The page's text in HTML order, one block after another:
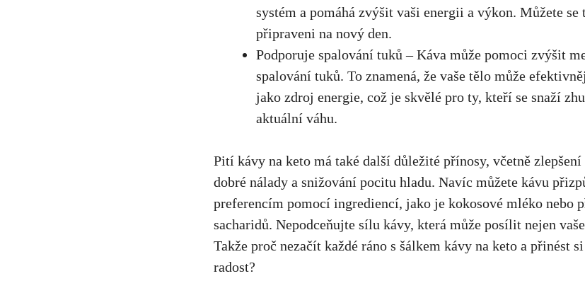
systém a pomáhá zvýšit vaši energii ‌a výkon. Můžete
připraveni na nový den.
Podporuje spalování tuků – Káva může pomoci zvýšit
spalování tuků. To znamená,​ že vaše​ tělo může
jako zdroj energie, což ⁤je skvělé pro ty, kteří se snaží
aktuální ⁤váhu.
Pití kávy na⁣ keto má také další důležité přínosy, včetně
dobré nálady ⁣a snižování pocitu hladu. Navíc můžete kávu
preferencím pomocí ingrediencí, jako je kokosové mléko nebo
sacharidů. ‌Nepodceňujte sílu kávy, která‌ může posílit nejen
Takže‌ proč‌ nezačít​ každé ráno s šálkem kávy na keto a přinést
radost?